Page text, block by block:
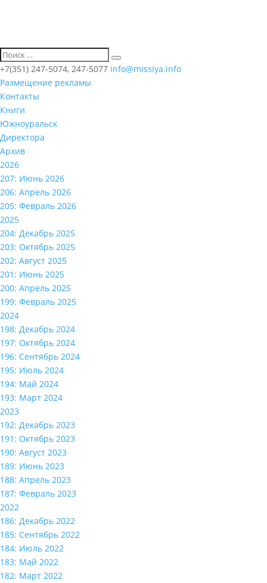
+7(351) 247-5074, 247-5077 info@missiya.info
Размещение рекламы
Контакты
Книги
Южноуральск
Директора
Архив
2026
207: Июнь 2026
206: Апрель 2026
205: Февраль 2026
2025
204: Декабрь 2025
203: Октябрь 2025
202: Август 2025
201: Июнь 2025
200: Апрель 2025
199: Февраль 2025
2024
198: Декабрь 2024
197: Октябрь 2024
196: Сентябрь 2024
195: Июль 2024
194: Май 2024
193: Март 2024
2023
192: Декабрь 2023
191: Октябрь 2023
190: Август 2023
189: Июнь 2023
188: Апрель 2023
187: Февраль 2023
2022
186: Декабрь 2022
185: Сентябрь 2022
184: Июль 2022
183: Май 2022
182: Март 2022